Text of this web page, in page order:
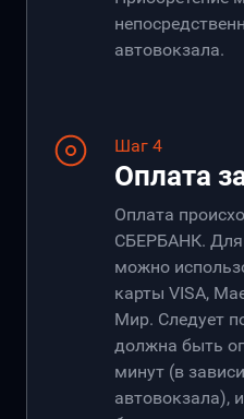
автовокзала.
Шаг 4
Оплата
Оплата
СБЕРБАНК. Для
можно
карты VISA,
Мир. Следует
должна быть
минут (в
автовокзала),